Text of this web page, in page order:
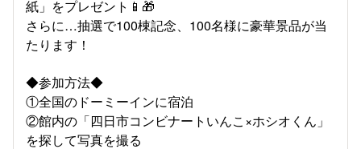
紙」をプレゼント📱🎁
さらに…抽選で100棟記念、100名様に豪華景品が当
たります！
◆参加方法◆
①全国のドーミーインに宿泊
②館内の「四日市コンビナートいんこ×ホシオくん」
を探して写真を撮る